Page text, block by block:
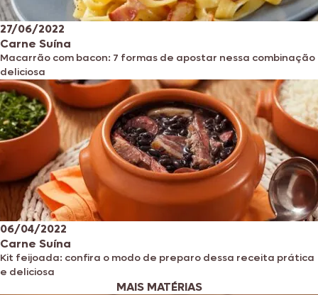
27/06/2022
Carne Suína
Macarrão com bacon: 7 formas de apostar nessa combinação
deliciosa
06/04/2022
Carne Suína
Kit feijoada: confira o modo de preparo dessa receita prática
e deliciosa
MAIS MATÉRIAS